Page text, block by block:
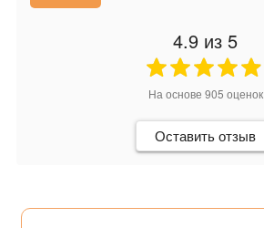
4.9 из 5
На основе 905 оценок
Оставить отзыв